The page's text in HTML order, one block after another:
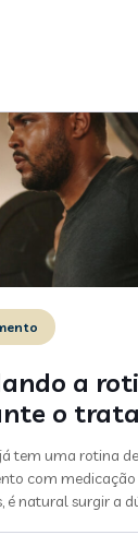
a
o
tem uma rotina
com medicação
é natural surgir a